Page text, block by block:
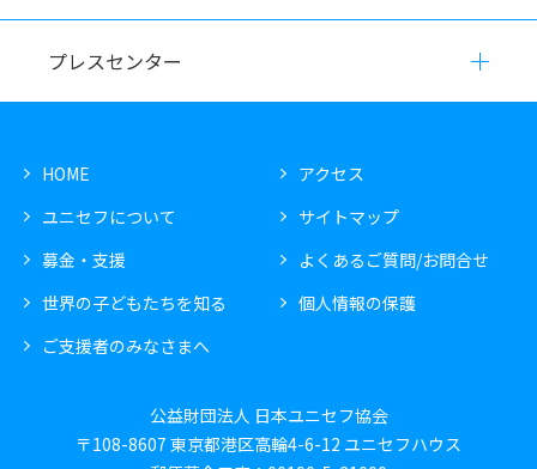
プレスセンター
HOME
ユニセフについて
募金・支援
世界の子どもたちを知る
ご支援者のみなさまへ
アクセス
サイトマップ
よくあるご質問/お問合せ
個人情報の保護
公益財団法人 日本ユニセフ協会
〒108-8607 東京都港区高輪4-6-12 ユニセフハウス